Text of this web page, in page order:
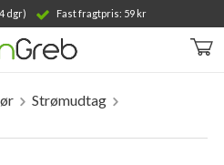
dgr) Fast fragtpris: 59 kr
tilføjet til din indkøbskurv
Strømudtag